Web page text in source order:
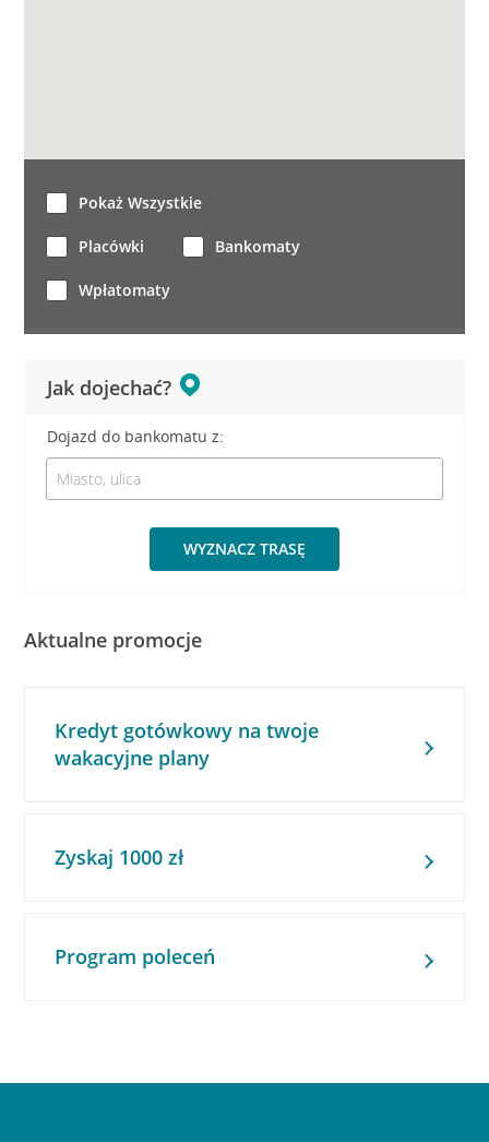
Jak dojechać?
Dojazd do bankomatu z:
WYZNACZ TRASĘ
Pokaż Wszystkie
Placówki Bankomaty
Wpłatomaty
Aktualne promocje
Kredyt gotówkowy na twoje
wakacyjne plany
Zyskaj 1000 zł
Program poleceń